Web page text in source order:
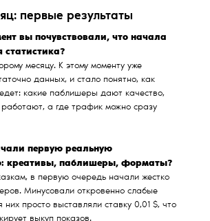
первые результаты
вы почувствовали, что начала
статистика?
месяцу. К этому моменту уже
данных, и стало понятно, как
какие паблишеры дают качество,
а где трафик можно сразу
первую реальную
креативы, паблишеры, форматы?
в первую очередь начали жестко
Минусовали откровенно слабые
них просто выставляли ставку 0,01 $, что